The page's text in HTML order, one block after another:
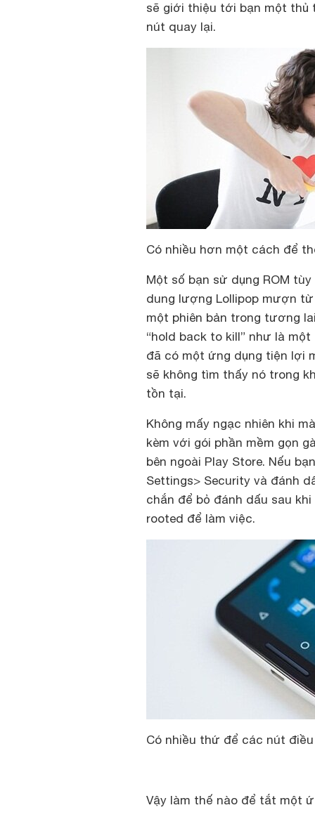
sẽ giới thiệu tới bạn một thủ
nút quay lại.
Có nhiều hơn một cách để
Một số bạn sử dụng ROM
dung lượng Lollipop mượn
một phiên bản trong tương
“hold back to kill” như là
đã có một ứng dụng tiện lợi
sẽ không tìm thấy nó trong
tồn tại.
Không mấy ngạc nhiên khi
kèm với gói phần mềm gọn
bên ngoài Play Store. Nếu
Settings> Security và đánh
chắn để bỏ đánh dấu sau
rooted để làm việc.
Có nhiều thứ để các nút
Vậy làm thế nào để tắt một